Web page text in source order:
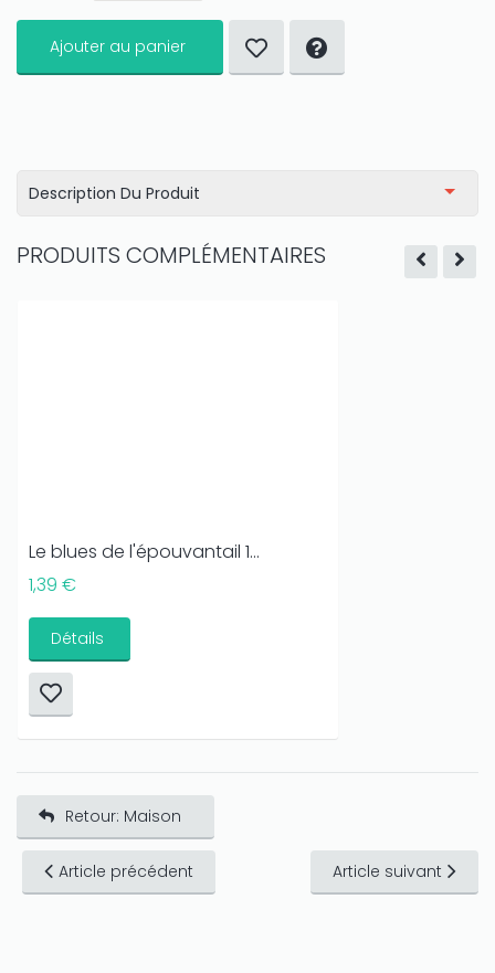
Ajouter au panier
Description Du Produit
PRODUITS COMPLÉMENTAIRES
Le blues de l'épouvantail 1...
1,39 €
Détails
Retour: Maison
Article précédent Article suivant